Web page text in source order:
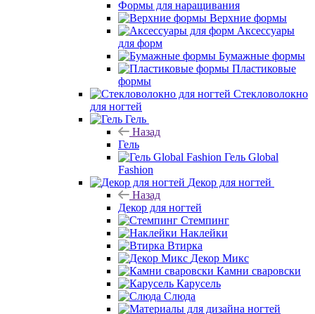
Формы для наращивания
Верхние формы
Аксессуары
для форм
Бумажные формы
Пластиковые
формы
Стекловолокно
для ногтей
Гель
Назад
Гель
Гель Global
Fashion
Декор для ногтей
Назад
Декор для ногтей
Стемпинг
Наклейки
Втирка
Декор Микс
Камни сваровски
Карусель
Слюда